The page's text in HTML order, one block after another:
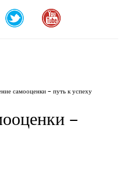
самооценки – путь к успеху
–